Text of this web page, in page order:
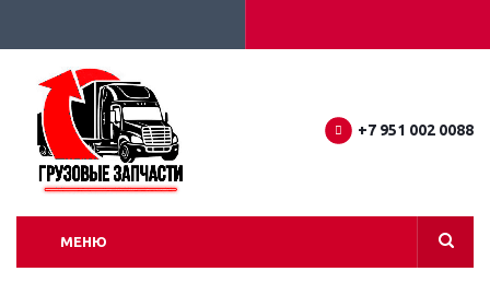
+7 951 002 0088
МЕНЮ